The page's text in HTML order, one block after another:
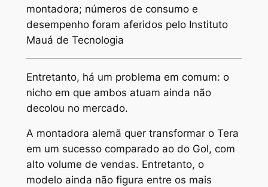
montadora; números de consumo e
desempenho foram aferidos pelo Instituto
Mauá de Tecnologia
Entretanto, há um problema em comum: o
nicho em que ambos atuam ainda não
decolou no mercado.
A montadora alemã quer transformar o Tera
em um sucesso comparado ao do Gol, com
alto volume de vendas. Entretanto, o
modelo ainda não figura entre os mais